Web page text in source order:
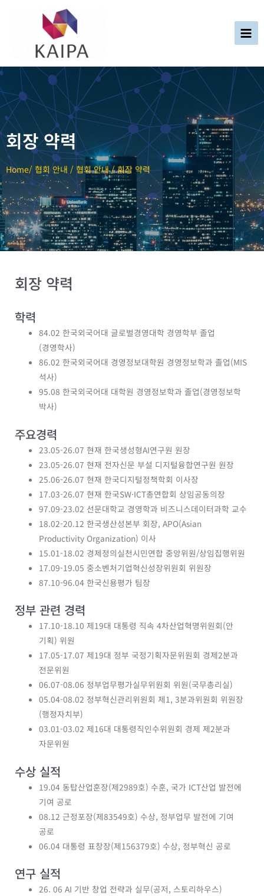
회장 약력
Home/ 협회 안내 / 협회 안내 / 회장 약력
회장 약력
학력
84.02 한국외국어대 글로벌경영대학 경영학부 졸업
(경영학사)
86.02 한국외국어대 경영정보대학원 경영정보학과 졸업(MIS
석사)
95.08 한국외국어대 대학원 경영정보학과 졸업(경영정보학
박사)
주요경력
23.05-26.07 현재 한국생성형AI연구원 원장
23.05-26.07 현재 전자신문 부설 디지털융합연구원 원장
25.06-26.07 현재 한국디지털정책학회 이사장
17.03-26.07 현재 한국SW·ICT총연합회 상임공동의장
97.09-23.02 선문대학교 경영학과 비즈니스데이터과학 교수
18.02-20.12 한국생산성본부 회장, APO(Asian
Productivity Organization) 이사
15.01-18.02 경제정의실천시민연합 중앙위원/상임집행위원
17.09-19.05 중소벤처기업혁신성장위원회 위원장
87.10-96.04 한국신용평가 팀장
정부 관련 경력
17.10-18.10 제19대 대통령 직속 4차산업혁명위원회(안
기획) 위원
17.05-17.07 제19대 정부 국정기획자문위원회 경제2분과
전문위원
06.07-08.06 정부업무평가실무위원회 위원(국무총리실)
05.04-08.02 정부혁신관리위원회 제1, 3분과위원회 위원장
(행정자치부)
03.01-03.02 제16대 대통령직인수위원회 경제 제2분과
자문위원
수상 실적
19.04 동탑산업훈장(제2989호) 수훈, 국가 ICT산업 발전에
기여 공로
08.12 근정포장(제83549호) 수상, 정부업무 발전에 기여
공로
06.04 대통령 표창장(제156379호) 수상, 정부혁신 공로
연구 실적
26. 06 AI 기반 창업 전략과 실무(공저, 스토리하우스)